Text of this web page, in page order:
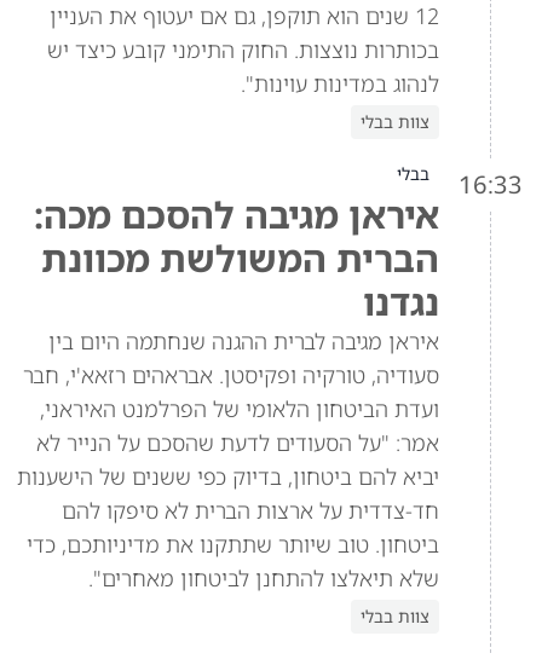
12 שנים הוא תוקפן, גם אם יעטוף את העניין
בכותרות נוצצות. החוק התימני קובע כיצד יש
לנהוג במדינות עוינות".
צוות בבלי
16:33 בבלי
איראן מגיבה להסכם מכה:
הברית המשולשת מכוונת
נגדנו
איראן מגיבה לברית ההגנה שנחתמה היום בין
סעודיה, טורקיה ופקיסטן. אבראהים רזאא'י, חבר
ועדת הביטחון הלאומי של הפרלמנט האיראני,
אמר: "על הסעודים לדעת שהסכם על הנייר לא
יביא להם ביטחון, בדיוק כפי ששנים של הישענות
חד-צדדית על ארצות הברית לא סיפקו להם
ביטחון. טוב שיותר שתתקנו את מדיניותכם, כדי
שלא תיאלצו להתחנן לביטחון מאחרים".
צוות בבלי